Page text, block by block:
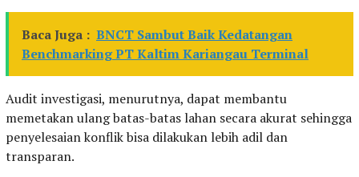
Baca Juga : BNCT Sambut Baik Kedatangan
Benchmarking PT Kaltim Kariangau Terminal
Audit investigasi, menurutnya, dapat membantu
memetakan ulang batas-batas lahan secara akurat sehingga
penyelesaian konflik bisa dilakukan lebih adil dan
transparan.